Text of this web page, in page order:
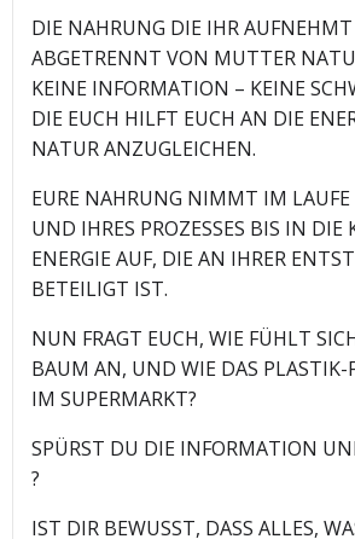
DIE NAHRUNG DIE IHR
ABGETRENNT VON MUTTER
KEINE INFORMATION – KEINE
DIE EUCH HILFT EUCH AN DIE
NATUR ANZUGLEICHEN.
EURE NAHRUNG NIMMT IM LAUFE
UND IHRES PROZESSES BIS IN DIE
ENERGIE AUF, DIE AN IHRER
BETEILIGT IST.
NUN FRAGT EUCH, WIE FÜHLT
BAUM AN, UND WIE DAS PLASTIK-
IM SUPERMARKT?
SPÜRST DU DIE INFORMATION
?
IST DIR BEWUSST, DASS ALLES,